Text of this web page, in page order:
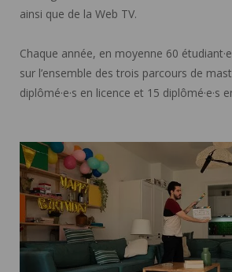
ainsi que de la Web TV.
Chaque année, en moyenne 60
sur l’ensemble des trois parcours de
diplômé·e·s en licence et 15 diplômé·e·s
Fiction Master ">